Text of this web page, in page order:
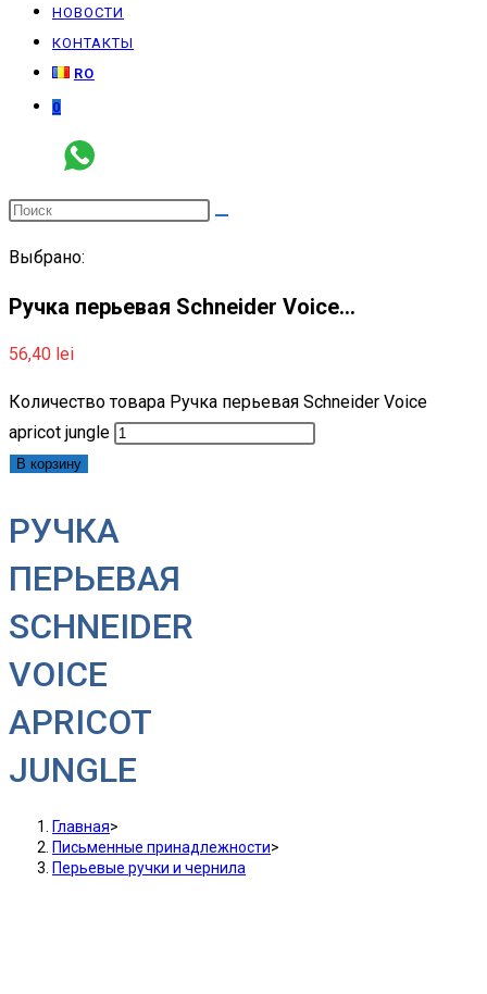
НОВОСТИ
КОНТАКТЫ
RO
0
Выбрано:
Ручка перьевая Schneider Voice…
56,40 lei
Количество товара Ручка перьевая Schneider Voice
apricot jungle
В корзину
РУЧКА
ПЕРЬЕВАЯ
SCHNEIDER
VOICE
APRICOT
JUNGLE
Главная>
Письменные принадлежности>
Перьевые ручки и чернила